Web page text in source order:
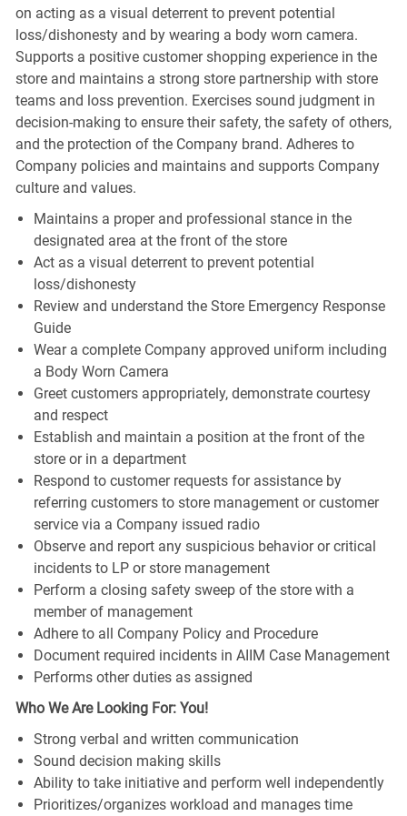
on acting as a visual deterrent to prevent potential
loss/dishonesty and by wearing a body worn camera.
Supports a positive customer shopping experience in the
store and maintains a strong store partnership with store
teams and loss prevention. Exercises sound judgment in
decision-making to ensure their safety, the safety of others,
and the protection of the Company brand. Adheres to
Company policies and maintains and supports Company
culture and values.
Maintains a proper and professional stance in the
designated area at the front of the store
Act as a visual deterrent to prevent potential
loss/dishonesty
Review and understand the Store Emergency Response
Guide
Wear a complete Company approved uniform including
a Body Worn Camera
Greet customers appropriately, demonstrate courtesy
and respect
Establish and maintain a position at the front of the
store or in a department
Respond to customer requests for assistance by
referring customers to store management or customer
service via a Company issued radio
Observe and report any suspicious behavior or critical
incidents to LP or store management
Perform a closing safety sweep of the store with a
member of management
Adhere to all Company Policy and Procedure
Document required incidents in AIIM Case Management
Performs other duties as assigned
Who We Are Looking For: You!
Strong verbal and written communication
Sound decision making skills
Ability to take initiative and perform well independently
Prioritizes/organizes workload and manages time